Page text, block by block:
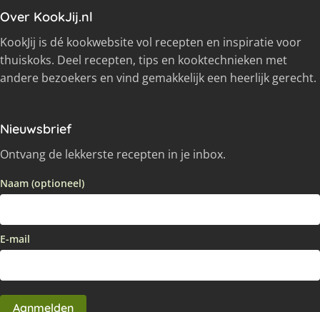
Over KookJij.nl
KookJij is dé kookwebsite vol recepten en inspiratie voor
thuiskoks. Deel recepten, tips en kooktechnieken met
andere bezoekers en vind gemakkelijk een heerlijk gerecht.
Nieuwsbrief
Ontvang de lekkerste recepten in je inbox.
Naam (optioneel)
E-mail
Aanmelden